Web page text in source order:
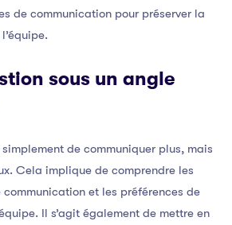
de communication pour préserver la
sous un angle
simplement de communiquer plus, mais
Cela implique de comprendre les
et les préférences de
Il s’agit également de mettre en